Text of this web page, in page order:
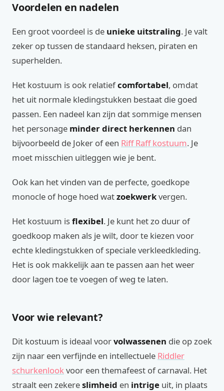
Voordelen en nadelen
Een groot voordeel is de unieke uitstraling. Je valt
zeker op tussen de standaard heksen, piraten en
superhelden.
Het kostuum is ook relatiefcomfortabel, omdat
het uit normale kledingstukken bestaat die goed
passen. Een nadeel kan zijn dat sommige mensen
het personage minder direct herkennen dan
bijvoorbeeld de Joker of een Riff Raff kostuum. Je
moet misschien uitleggen wie je bent.
Ook kan het vinden van de perfecte, goedkope
monocle of hoge hoed watzoekwerkvergen.
Het kostuum isflexibel. Je kunt het zo duur of
goedkoop maken als je wilt, door te kiezen voor
echte kledingstukken of speciale verkleedkleding.
Het is ook makkelijk aan te passen aan het weer
door lagen toe te voegen of weg te laten.
Voor wie relevant?
Dit kostuum is ideaal voorvolwassenen die op zoek
zijn naar een verfijnde en intellectuele Riddler
schurkenlookvoor een themafeest of carnaval. Het
straalt een zekereslimheid en intrige uit, in plaats